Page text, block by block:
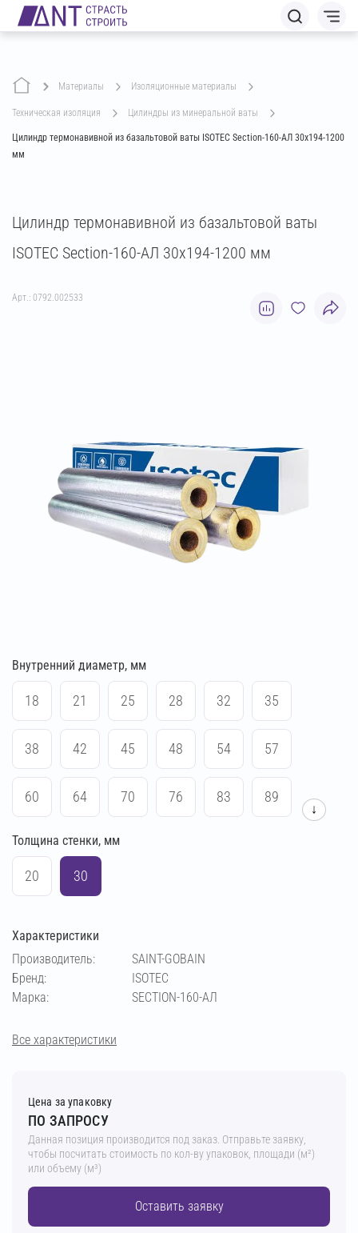
Материалы изоляционные материалы
техническая изоляция цилиндры из минеральной ваты
Цилиндр термонавивной из базальтовой ваты ISOTEC Section-160-АЛ 30х194-1200
мм
Цилиндр термонавивной из базальтовой ваты
ISOTEC Section-160-АЛ 30х194-1200 мм
Арт.: 0792.002533
Внутренний диаметр, мм
18 21 25 28 32 35
38 42 45 48 54 57
60 64 70 76 83 89
102 108
169 219
↓
Толщина стенки, мм
20 30
Характеристики
Производитель:
SAINT-GOBAIN
Бренд:
ISOTEC
Марка:
SECTION-160-АЛ
Все характеристики
Цена за упаковку
ПО ЗАПРОСУ
Данная позиция производится под заказ. Отправьте заявку,
чтобы посчитать стоимость по кол-ву упаковок, площади (м²)
или объему (м³)
Оставить заявку